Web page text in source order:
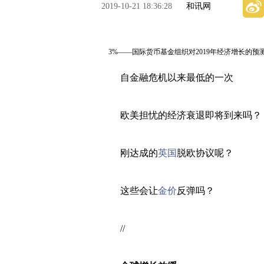
2019-10-21 18:36:28 和讯网
3%——国际货币基金组织对2019年经济增长的预
自金融危机以来最低的一次
欧美担忧的经济衰退即将到来吗？
刚达成的英国 脱欧协议呢？
这些会让金价反弹吗？
//